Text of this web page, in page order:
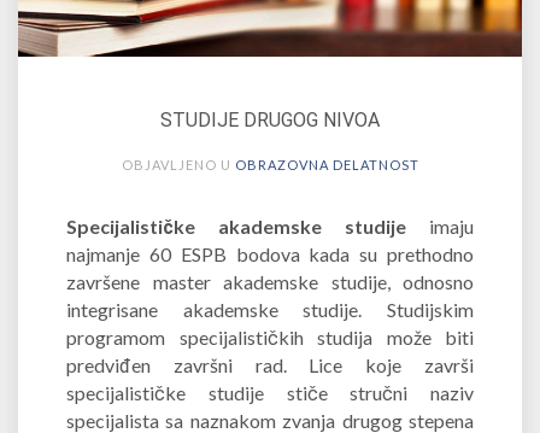
STUDIJE DRUGOG NIVOA
OBJAVLJENO U OBRAZOVNA DELATNOST
Specijalističke akademske studije imaju
najmanje 60 ESPB bodova kada su prethodno
završene master akademske studije, odnosno
integrisane akademske studije. Studijskim
programom specijalističkih studija može biti
predviđen završni rad. Lice koje završi
specijalističke studije stiče stručni naziv
specijalista sa naznakom zvanja drugog stepena